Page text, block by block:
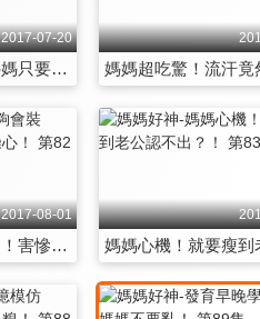
2017-07-20
靠北路人！惹火媽媽只要一秒？！ 第76集
2017-08-01
小孩有夠會裝病？！害慘媽媽白操心！ 第82集